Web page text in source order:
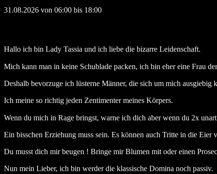
31.08.2026 von 06:00 bis 18:00
Hallo ich bin Lady Tassia und ich liebe die bizarre Leidenschaft.
Mich kann man in keine Schublade packen, ich bin eher eine Frau
Deshalb bevorzuge ich lüsterne Männer, die sich um mich ausgiebig
Ich meine so richtig jeden Zentimenter meines Körpers.
Wenn du mich in Rage bringst, warne ich dich aber wenn du 2x
Ein bisschen Erziehung muss sein. Es können auch Tritte in die
Du musst dich mir beugen ! Bringe mir Blumen mit oder einen
Nun mein Lieber, ich bin werder die klassische Domina noch passiv.